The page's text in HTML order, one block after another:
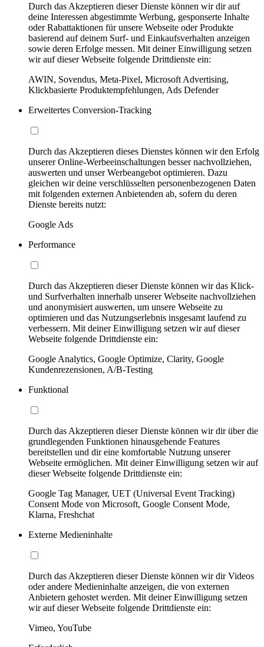
Durch das Akzeptieren dieser Dienste können wir dir auf
deine Interessen abgestimmte Werbung, gesponserte Inhalte
oder Rabattaktionen für unsere Webseite oder Produkte
basierend auf deinem Surf- und Einkaufsverhalten anzeigen
sowie deren Erfolge messen. Mit deiner Einwilligung setzen
wir auf dieser Webseite folgende Drittdienste ein:
AWIN, Sovendus, Meta-Pixel, Microsoft Advertising,
Klickbasierte Produktempfehlungen, Ads Defender
Erweitertes Conversion-Tracking
Durch das Akzeptieren dieses Dienstes können wir den Erfolg
unserer Online-Werbeeinschaltungen besser nachvollziehen,
auswerten und unser Werbeangebot optimieren. Dazu
gleichen wir deine verschlüsselten personenbezogenen Daten
mit folgenden externen Anbietenden ab, sofern du deren
Dienste bereits nutzt:
Google Ads
Performance
Durch das Akzeptieren dieser Dienste können wir das Klick-
und Surfverhalten innerhalb unserer Webseite nachvollziehen
und anonymisiert auswerten, um unsere Webseite zu
optimieren und das Nutzungserlebnis insgesamt laufend zu
verbessern. Mit deiner Einwilligung setzen wir auf dieser
Webseite folgende Drittdienste ein:
Google Analytics, Google Optimize, Clarity, Google
Kundenrezensionen, A/B-Testing
Funktional
Durch das Akzeptieren dieser Dienste können wir dir über die
grundlegenden Funktionen hinausgehende Features
bereitstellen und dir eine komfortable Nutzung unserer
Webseite ermöglichen. Mit deiner Einwilligung setzen wir auf
dieser Webseite folgende Drittdienste ein:
Google Tag Manager, UET (Universal Event Tracking)
Consent Mode von Microsoft, Google Consent Mode,
Klarna, Freshchat
Externe Medieninhalte
Durch das Akzeptieren dieser Dienste können wir dir Videos
oder andere Medieninhalte anzeigen, die von externen
Anbietern gehostet werden. Mit deiner Einwilligung setzen
wir auf dieser Webseite folgende Drittdienste ein:
Vimeo, YouTube